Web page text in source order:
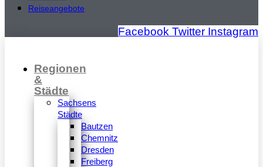
Reiseangebote
Facebook Twitter Instagram
Regionen
&
Städte
Sachsens
Städte
Bautzen
Chemnitz
Dresden
Freiberg